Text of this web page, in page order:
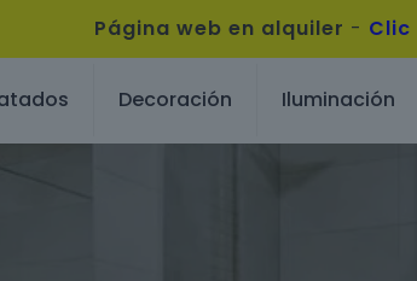
Página web en alquiler -
Decoración Iluminación